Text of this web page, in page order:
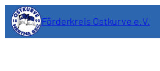
Zum
Inhalt
springen
Förderkreis Ostkurve e.V.